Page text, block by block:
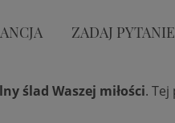
ZADAJ PYTANIE
ślad Waszej miłości. Tej